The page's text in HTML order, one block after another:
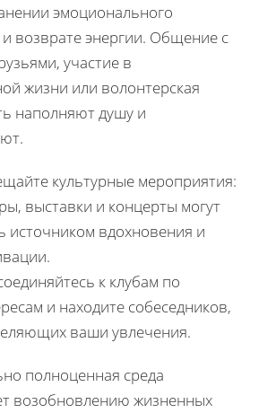
эмоционального
возврате энергии. Общение с
участие в
жизни или волонтерская
наполняют душу и
культурные мероприятия:
выставки и концерты могут
источником вдохновения и
к клубам по
и находите собеседников,
ваши увлечения.
полноценная среда
возобновлению жизненных